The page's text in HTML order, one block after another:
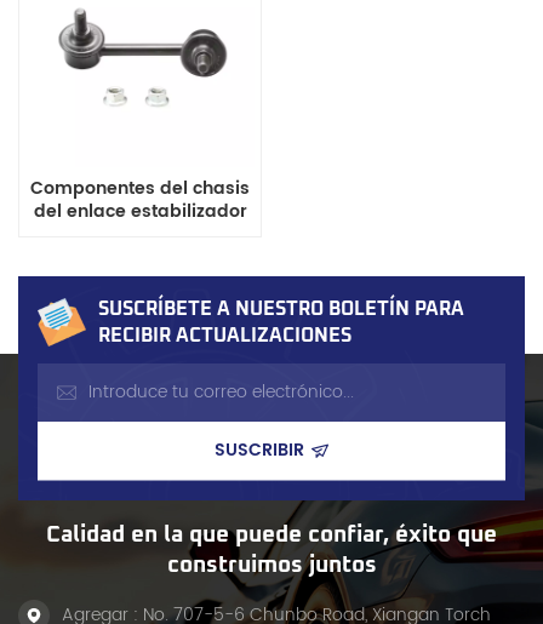
Componentes del chasis
del enlace estabilizador
SUSCRÍBETE A NUESTRO BOLETÍN PARA
RECIBIR ACTUALIZACIONES
Calidad en la que puede confiar, éxito que
construimos juntos
Agregar : No. 707-5-6 Chunbo Road, Xiangan Torch